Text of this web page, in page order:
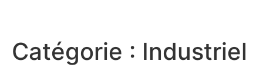
Catégorie : Industriel